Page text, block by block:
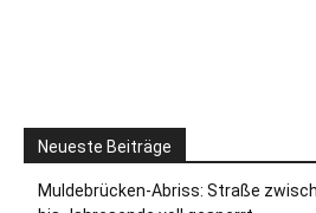
Neueste Beiträge
Muldebrücken-Abriss: Straße